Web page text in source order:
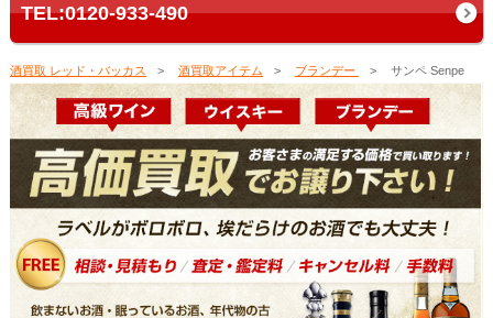
TEL:0120-933-490
酒買取 レッド・バッカス 酒買取アイテム ブランデー サンペ Senpe